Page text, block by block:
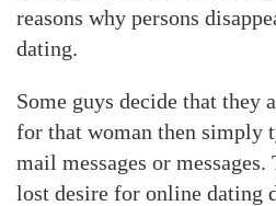
reasons why persons
dating.
Some guys decide that they
for that woman then simply
mail messages or messages.
lost desire for online dating